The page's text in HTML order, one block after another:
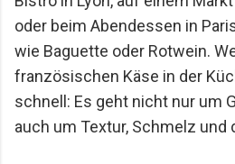
oder beim Abendessen in
wie Baguette oder Rotwein.
französischen Käse in der
schnell: Es geht nicht nur um
auch um Textur, Schmelz und